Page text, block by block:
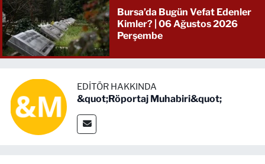
Bursa’da Bugün Vefat Edenler
Kimler? | 06 Ağustos 2026
Perşembe
EDITÖR HAKKINDA
&quot;Röportaj Muhabiri&quot;